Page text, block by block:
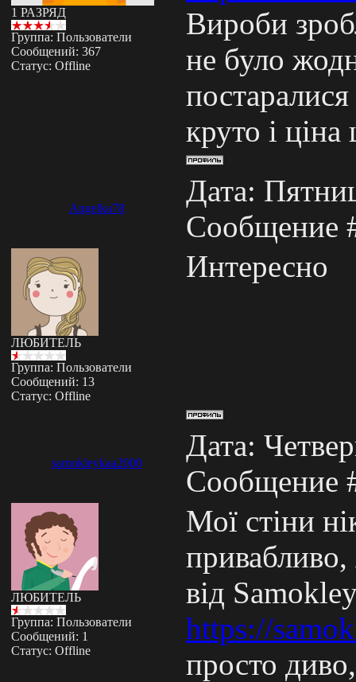
1 РАЗРЯД
Группа: Пользователи
Сообщений: 367
Статус: Offline
Вироби
не було
круто і ціна
Angelka78
Дата:
Сообщение
ЛЮБИТЕЛЬ
Группа: Пользователи
Сообщений: 13
Статус: Offline
Интересно
samokleykaa2000
Дата:
Сообщение
ЛЮБИТЕЛЬ
Группа: Пользователи
Сообщений: 1
Статус: Offline
Мої стіни
від
https://
просто